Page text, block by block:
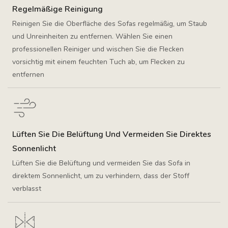
Regelmäßige Reinigung
Reinigen Sie die Oberfläche des Sofas regelmäßig, um Staub
und Unreinheiten zu entfernen. Wählen Sie einen
professionellen Reiniger und wischen Sie die Flecken
vorsichtig mit einem feuchten Tuch ab, um Flecken zu
entfernen
Lüften Sie Die Belüftung Und Vermeiden Sie Direktes
Sonnenlicht
Lüften Sie die Belüftung und vermeiden Sie das Sofa in
direktem Sonnenlicht, um zu verhindern, dass der Stoff
verblasst